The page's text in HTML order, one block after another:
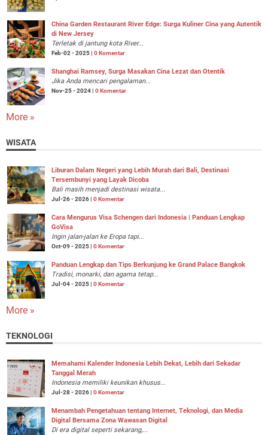
China Garden Restaurant River Edge: Surga Kuliner Cina yang Autentik
di New Jersey
Terletak di jantung kota River...
Feb-02 - 2025 | 0 Komentar
Shanghai Ramsey, Surga Masakan Cina Lezat dan Otentik
Jika Anda mencari pengalaman...
Nov-25 - 2024 | 0 Komentar
More »
WISATA
Liburan Dalam Negeri yang Lebih Murah dari Bali, Destinasi
Tersembunyi yang Layak Dicoba
Bali masih menjadi destinasi wisata...
Jul-26 - 2026 | 0 Komentar
Cara Mengurus Visa Schengen dari Indonesia | Panduan Lengkap
GoVisa
Ingin jalan-jalan ke Eropa tapi...
Oct-09 - 2025 | 0 Komentar
Panduan Lengkap dan Tips Berkunjung ke Grand Palace Bangkok
Tradisi, monarki, dan agama tetap...
Jul-04 - 2025 | 0 Komentar
More »
TEKNOLOGI
Memahami Kalender Indonesia Lebih Dekat, Lebih dari Sekadar
Tanggal Merah
Indonesia memiliki keunikan khusus...
Jul-28 - 2026 | 0 Komentar
Menambah Pengetahuan tentang Internet, Teknologi, dan Media
Digital Bersama Zona Wawasan Digital
Di era digital seperti sekarang,...